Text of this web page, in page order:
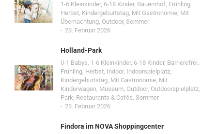
1-6 Kleinkinder, 6-18 Kinder, Bauernhof, Frühling,
Herbst, Kindergeburtstag, Mit Gastronomie, Mit
Übernachtung, Outdoor, Sommer
23. Februar 2026
Holland-Park
0-1 Babys, 1-6 Kleinkinder, 6-18 Kinder, Barrierefrei,
Frühling, Herbst, Indoor, Indoorspielplatz,
Kindergeburtstag, Mit Gastronomie, Mit
Kinderwagen, Museum, Outdoor, Outdoorspielplatz,
Park, Restaurants & Cafés, Sommer
23. Februar 2026
Findora im NOVA Shoppingcenter